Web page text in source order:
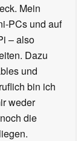
Mein
PCs und auf
– also
Dazu
und
bin ich
weder
die